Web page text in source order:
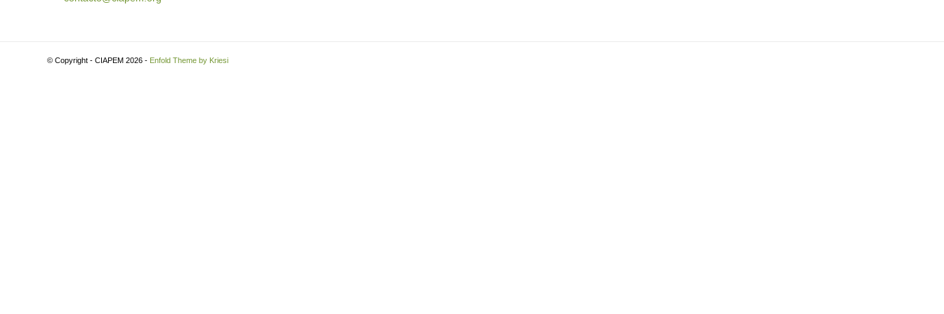
© Copyright - CIAPEM 2026 - Enfold Theme by Kriesi